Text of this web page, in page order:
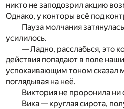
никто не заподозрил акцию
Однако, у конторы всё под
Пауза молчания
усилилось.
— Ладно, расслабься, это
действия попадают в поле
успокаивающим тоном сказал
поглядывая на неё.
Виктория не проронила ни
Вика — круглая сирота,